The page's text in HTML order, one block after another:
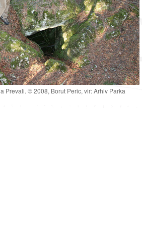
Prevali. © 2008, Borut Peric, vir: Arhiv Parka